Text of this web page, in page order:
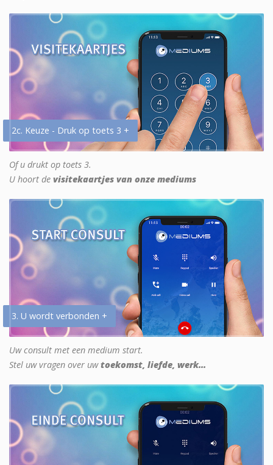
2c. Keuze - Druk op toets 3 +
Of u drukt op toets 3.
U hoort de visitekaartjes van onze mediums
3. U wordt verbonden +
Uw consult met een medium start.
Stel uw vragen over uwtoekomst, liefde, werk...